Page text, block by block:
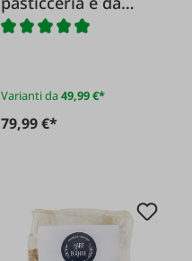
forno
Varianti da49,99 €*
79,99 €*